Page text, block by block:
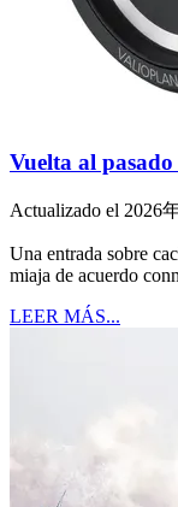
Vuelta al
Actualizado el 2026
Una entrada sobre
miaja de acuerdo
LEER MÁS...